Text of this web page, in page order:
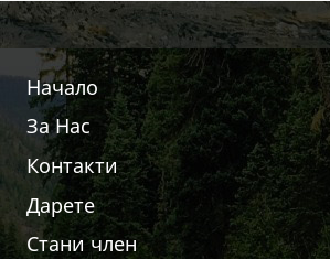
Начало
За Нас
Контакти
Дарете
Стани член